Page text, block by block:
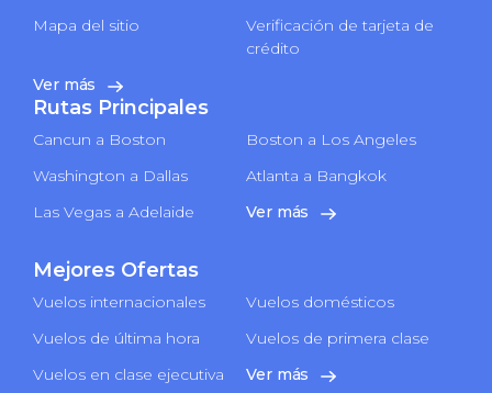
Mapa del sitio
Verificación de tarjeta de
crédito
Ver más
Rutas Principales
Cancun a Boston
Boston a Los Angeles
Washington a Dallas
Atlanta a Bangkok
Las Vegas a Adelaide
Ver más
Mejores Ofertas
Vuelos internacionales
Vuelos domésticos
Vuelos de última hora
Vuelos de primera clase
Vuelos en clase ejecutiva
Ver más